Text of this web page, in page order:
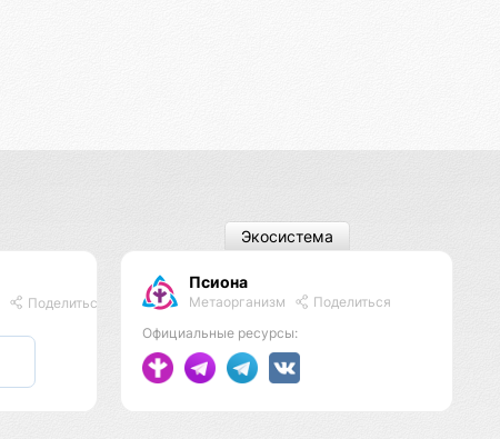
Поделиться
Псиона
Метаорганизм
Поделиться
Официальные ресурсы:
Экосистема